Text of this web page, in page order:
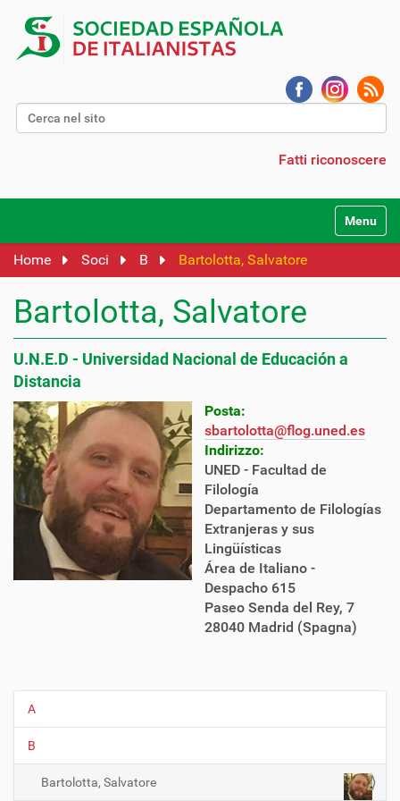
Fatti riconoscere
Alterna
Home Soci B Bartolotta, Salvatore
Bartolotta, Salvatore
U.N.E.D - Universidad Nacional de Educación a
Distancia
Posta:
sbartolotta@flog.uned.es
Indirizzo:
UNED - Facultad de
Filología
Departamento de Filologías
Extranjeras y sus
Lingüísticas
Área de Italiano -
Despacho 615
Paseo Senda del Rey, 7
28040 Madrid (Spagna)
N
A
B
Bartolotta, Salvatore